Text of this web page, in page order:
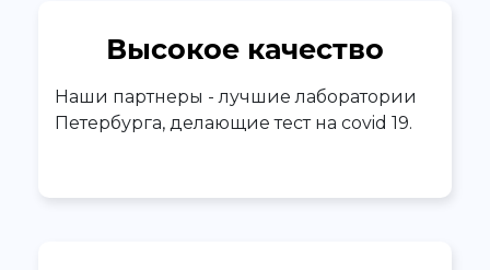
Высокое качество
Наши партнеры - лучшие лаборатории
Петербурга, делающие тест на covid 19.